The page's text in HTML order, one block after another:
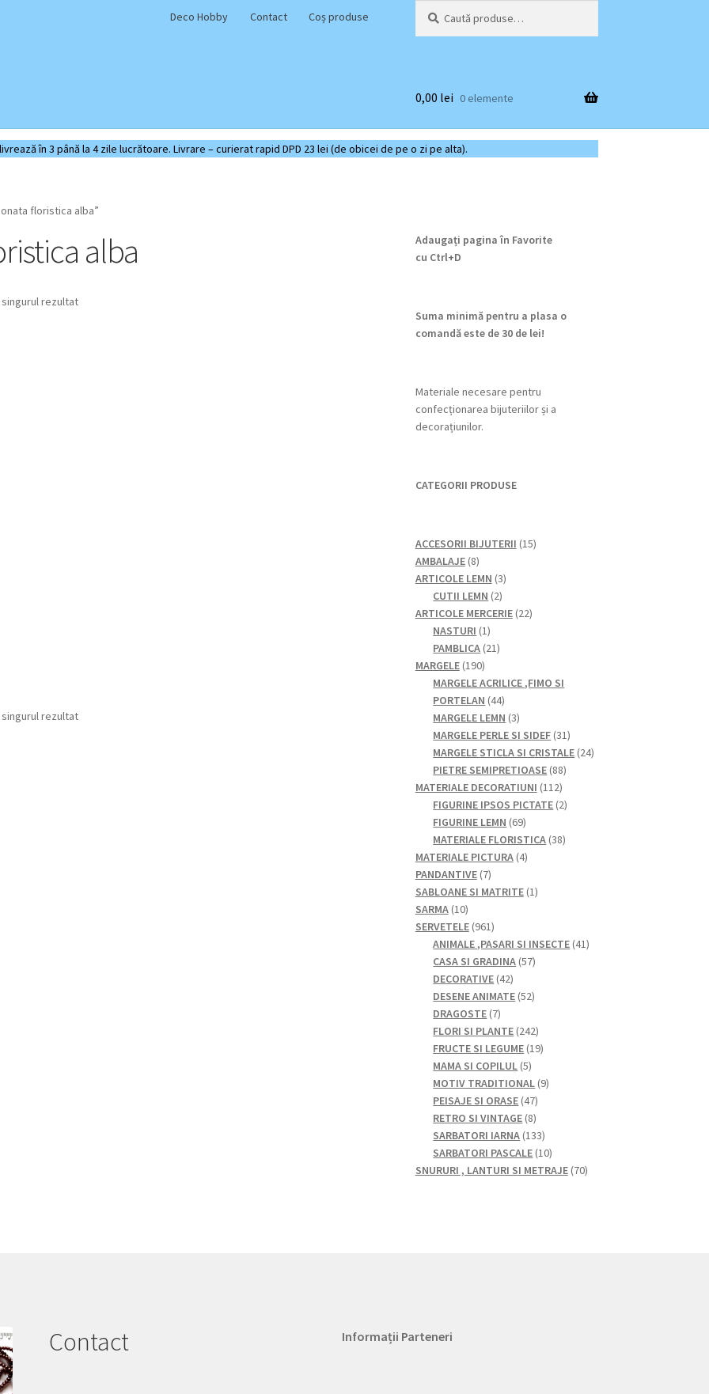
Deco Hobby Contact Coș produse
după:
0,00 lei 0 elemente
în 3 până la 4 zile lucrătoare. Livrare – curierat rapid DPD 23 lei (de obicei de pe o zi pe alta).
floristica alba”
alba
rezultat
rezultat
Adaugați pagina în Favorite
cu Ctrl+D
Suma minimă pentru a plasa o
comandă este de 30 de lei!
Materiale necesare pentru
confecționarea bijuteriilor și a
decorațiunilor.
CATEGORII PRODUSE
ACCESORII BIJUTERII 1515
AMBALAJE 88
produse
ARTICOLE LEMN 33
CUTII LEMN 22
produse
ARTICOLE MERCERIE 2222
NASTURI 11
produs
PAMBLICA 2121
produse
MARGELE 190190
de
produse
MARGELE ACRILICE ,FIMO SI
PORTELAN 4444
de
produse
MARGELE LEMN 33
produse
MARGELE PERLE SI SIDEF 3131
de
MARGELE STICLA SI CRISTALE 2424
PIETRE SEMIPRETIOASE 8888
produse
MATERIALE DECORATIUNI 112112
produse
FIGURINE IPSOS PICTATE 22
FIGURINE LEMN 6969
de
produse
MATERIALE FLORISTICA 3838
MATERIALE PICTURA 44
PANDANTIVE 77
produse
SABLOANE SI MATRITE 11
SARMA 1010
produse
SERVETELE 961961
de
produse
ANIMALE ,PASARI SI INSECTE 4141
CASA SI GRADINA 5757
produse
DECORATIVE 4242
de
DESENE ANIMATE 5252
produse
DRAGOSTE 77
produse
FLORI SI PLANTE 242242
de
FRUCTE SI LEGUME 1919
MAMA SI COPILUL 55
produse
MOTIV TRADITIONAL 99
PEISAJE SI ORASE 4747
de
produse
RETRO SI VINTAGE 88
produse
SARBATORI IARNA 133133
de
produse
SARBATORI PASCALE 1010
produse
SNURURI , LANTURI SI METRAJE 7070
Contact Informații Parteneri